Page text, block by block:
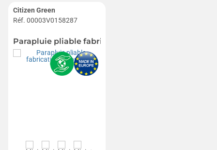
Citizen Green
Réf. 00003V0158287
Parapluie pliable fabrication européenne